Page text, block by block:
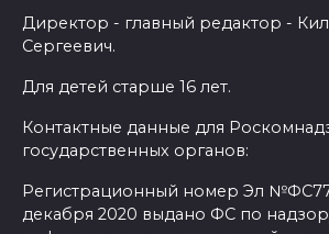
Директор - главный редактор -
Сергеевич.
Для детей старше 16 лет.
Контактные данные для
государственных органов:
Регистрационный номер Эл
декабря 2020 выдано ФС по